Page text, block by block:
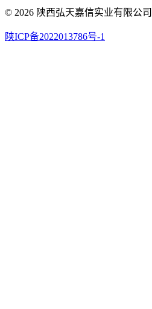
© 2026 陕西弘天嘉信实业有限公
陕ICP备2022013786号-1